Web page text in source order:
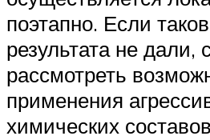
поэтапно. Если
результата не дали,
рассмотреть
применения
химических